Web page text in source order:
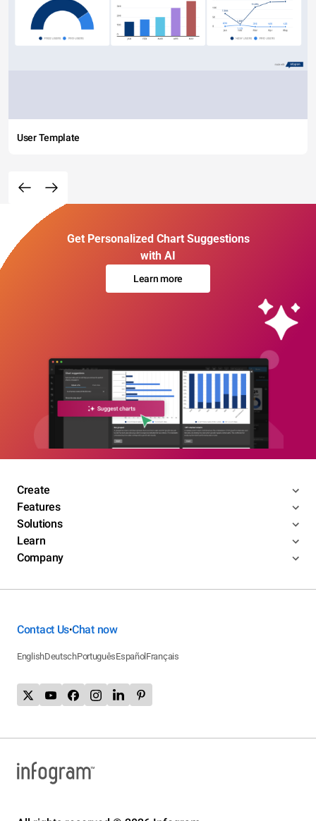
User Template
Get Personalized Chart Suggestions
with AI
Learn more
Create
Features
Solutions
Learn
Company
Contact Us•Chat now
EnglishDeutschPortuguêsEspañol Français